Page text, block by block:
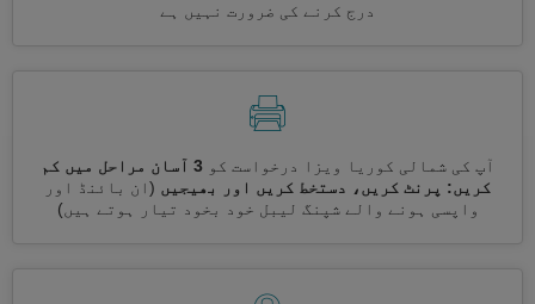
درج کرنے کی ضرورت نہیں ہے
آپ کی شمالی کوریا ویزا درخواست کو
3 آسان مراحل میں کم
کریں: پرنٹ کریں، دستخط کریں اور بھیجیں (ان بائنڈ اور
واپسی ہونے والے شپنگ لیبل خود بخود تیار ہوتے ہیں)